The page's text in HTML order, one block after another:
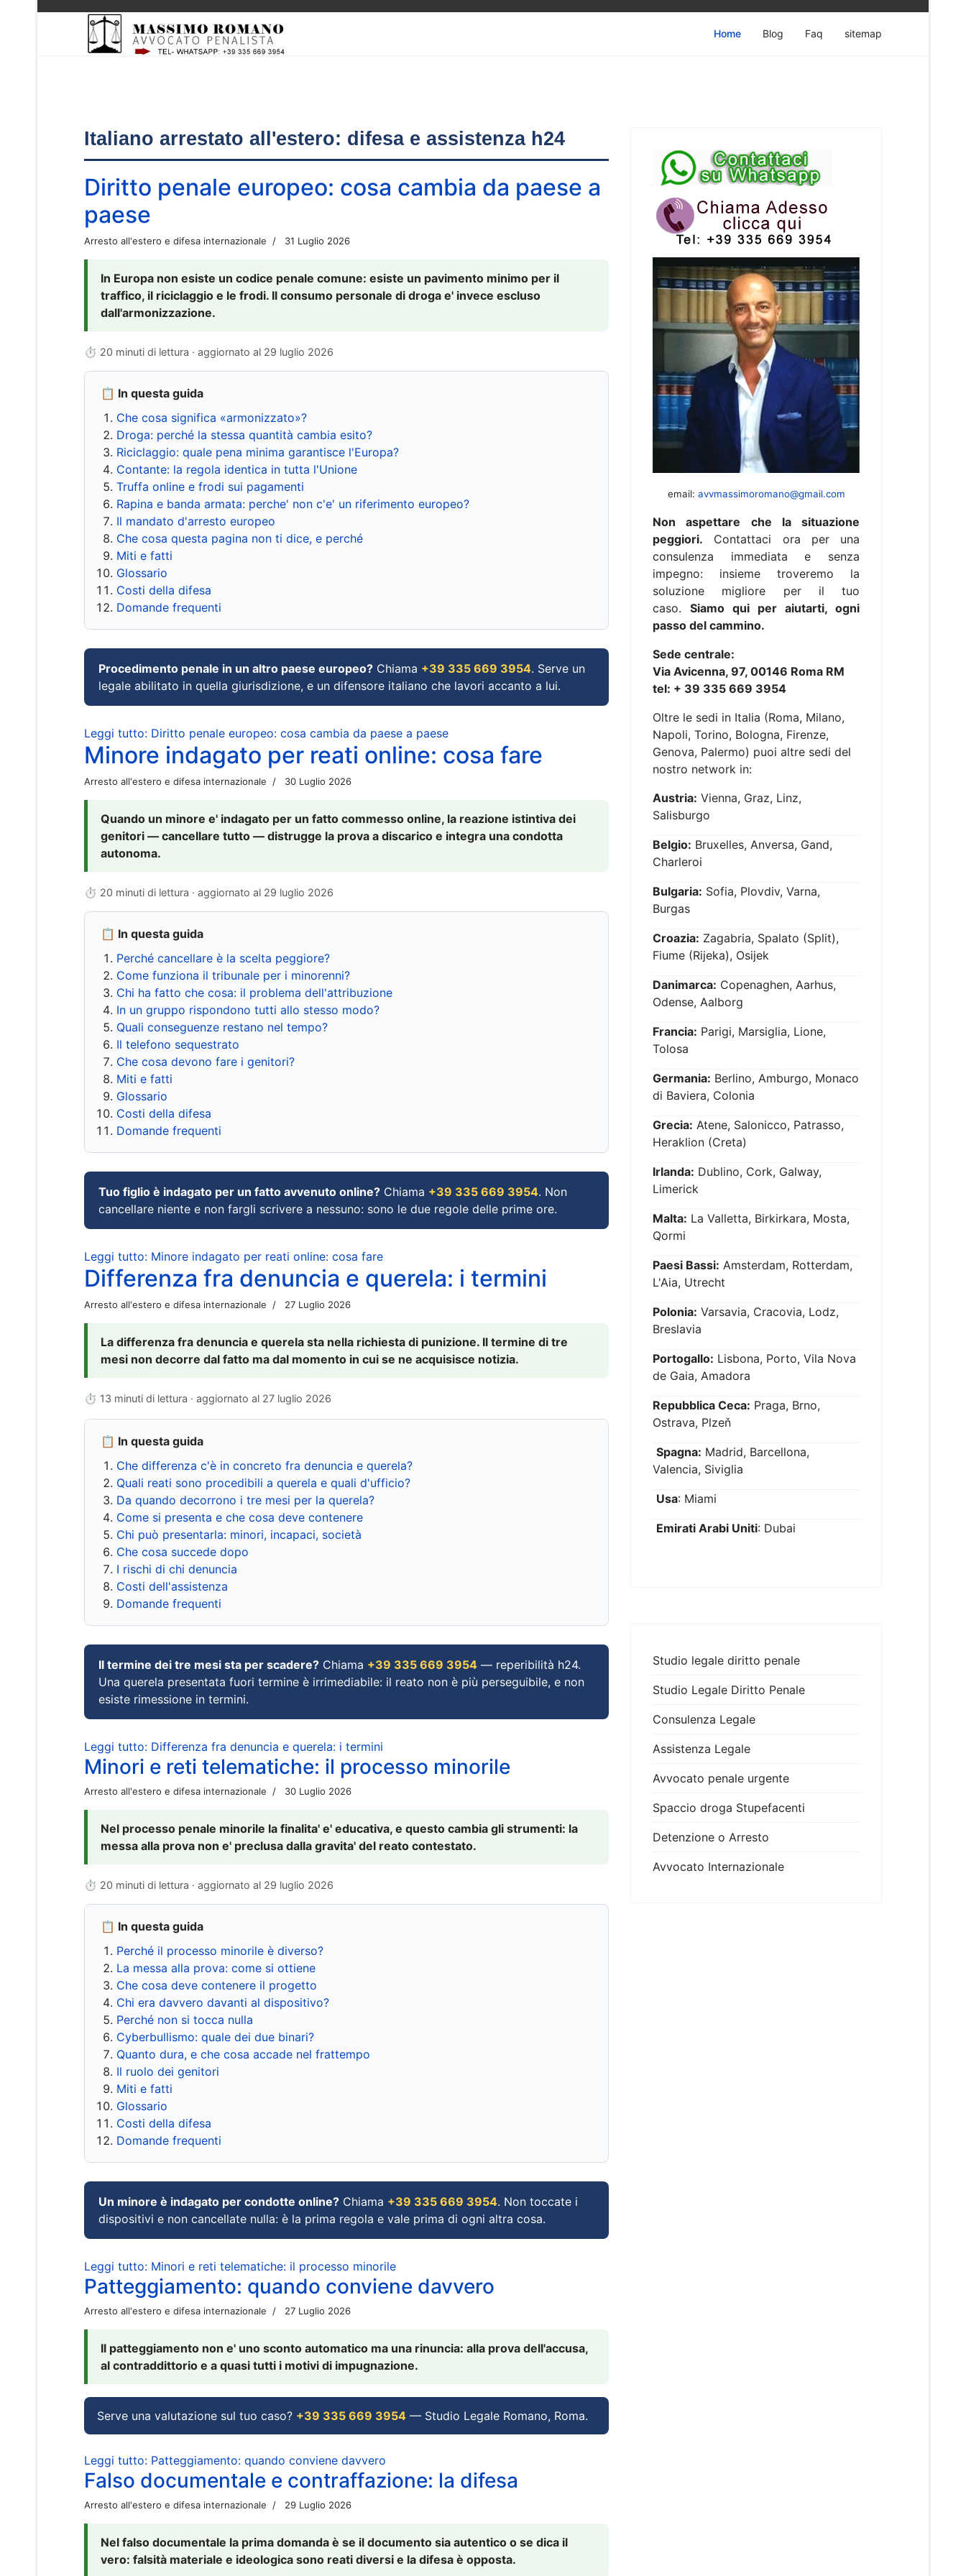
Home Blog Faq sitemap
Italiano arrestato all'estero: difesa e assistenza h24
Diritto penale europeo: cosa cambia da paese a
paese
Arresto all'estero e difesa internazionale 31 Luglio 2026
In Europa non esiste un codice penale comune: esiste un pavimento minimo per il
traffico, il riciclaggio e le frodi. Il consumo personale di droga e' invece escluso
dall'armonizzazione.
⏱ 20 minuti di lettura · aggiornato al 29 luglio 2026
📋 In questa guida
Che cosa significa «armonizzato»?
Droga: perché la stessa quantità cambia esito?
Riciclaggio: quale pena minima garantisce l'Europa?
Contante: la regola identica in tutta l'Unione
Truffa online e frodi sui pagamenti
Rapina e banda armata: perche' non c'e' un riferimento europeo?
Il mandato d'arresto europeo
Che cosa questa pagina non ti dice, e perché
Miti e fatti
Glossario
Costi della difesa
Domande frequenti
Procedimento penale in un altro paese europeo? Chiama +39 335 669 3954. Serve un
legale abilitato in quella giurisdizione, e un difensore italiano che lavori accanto a lui.
Leggi tutto: Diritto penale europeo: cosa cambia da paese a paese
Minore indagato per reati online: cosa fare
Arresto all'estero e difesa internazionale 30 Luglio 2026
Quando un minore e' indagato per un fatto commesso online, la reazione istintiva dei
genitori — cancellare tutto — distrugge la prova a discarico e integra una condotta
autonoma.
⏱ 20 minuti di lettura · aggiornato al 29 luglio 2026
📋 In questa guida
Perché cancellare è la scelta peggiore?
Come funziona il tribunale per i minorenni?
Chi ha fatto che cosa: il problema dell'attribuzione
In un gruppo rispondono tutti allo stesso modo?
Quali conseguenze restano nel tempo?
Il telefono sequestrato
Che cosa devono fare i genitori?
Miti e fatti
Glossario
Costi della difesa
Domande frequenti
Tuo figlio è indagato per un fatto avvenuto online? Chiama +39 335 669 3954. Non
cancellare niente e non fargli scrivere a nessuno: sono le due regole delle prime ore.
Leggi tutto: Minore indagato per reati online: cosa fare
Differenza fra denuncia e querela: i termini
Arresto all'estero e difesa internazionale 27 Luglio 2026
La differenza fra denuncia e querela sta nella richiesta di punizione. Il termine di tre
mesi non decorre dal fatto ma dal momento in cui se ne acquisisce notizia.
⏱ 13 minuti di lettura · aggiornato al 27 luglio 2026
📋 In questa guida
Che differenza c'è in concreto fra denuncia e querela?
Quali reati sono procedibili a querela e quali d'ufficio?
Da quando decorrono i tre mesi per la querela?
Come si presenta e che cosa deve contenere
Chi può presentarla: minori, incapaci, società
Che cosa succede dopo
I rischi di chi denuncia
Costi dell'assistenza
Domande frequenti
Il termine dei tre mesi sta per scadere? Chiama +39 335 669 3954 — reperibilità h24.
Una querela presentata fuori termine è irrimediabile: il reato non è più perseguibile, e non
esiste rimessione in termini.
Leggi tutto: Differenza fra denuncia e querela: i termini
Minori e reti telematiche: il processo minorile
Arresto all'estero e difesa internazionale 30 Luglio 2026
Nel processo penale minorile la finalita' e' educativa, e questo cambia gli strumenti: la
messa alla prova non e' preclusa dalla gravita' del reato contestato.
⏱ 20 minuti di lettura · aggiornato al 29 luglio 2026
📋 In questa guida
Perché il processo minorile è diverso?
La messa alla prova: come si ottiene
Che cosa deve contenere il progetto
Chi era davvero davanti al dispositivo?
Perché non si tocca nulla
Cyberbullismo: quale dei due binari?
Quanto dura, e che cosa accade nel frattempo
Il ruolo dei genitori
Miti e fatti
Glossario
Costi della difesa
Domande frequenti
Un minore è indagato per condotte online? Chiama +39 335 669 3954. Non toccate i
dispositivi e non cancellate nulla: è la prima regola e vale prima di ogni altra cosa.
Leggi tutto: Minori e reti telematiche: il processo minorile
Patteggiamento: quando conviene davvero
Arresto all'estero e difesa internazionale 27 Luglio 2026
Il patteggiamento non e' uno sconto automatico ma una rinuncia: alla prova dell'accusa,
al contraddittorio e a quasi tutti i motivi di impugnazione.
Serve una valutazione sul tuo caso? +39 335 669 3954 — Studio Legale Romano, Roma.
Leggi tutto: Patteggiamento: quando conviene davvero
Falso documentale e contraffazione: la difesa
Arresto all'estero e difesa internazionale 29 Luglio 2026
Nel falso documentale la prima domanda è se il documento sia autentico o se dica il
vero: falsità materiale e ideologica sono reati diversi e la difesa è opposta.
email: avvmassimoromano@gmail.com
Non aspettare che la situazione
peggiori. Contattaci ora per una
consulenza immediata e senza
impegno: insieme troveremo la
soluzione migliore per il tuo
caso. Siamo qui per aiutarti, ogni
passo del cammino.
Sede centrale:
Via Avicenna, 97, 00146 Roma RM
tel: + 39 335 669 3954
Oltre le sedi in Italia (Roma, Milano,
Napoli, Torino, Bologna, Firenze,
Genova, Palermo) puoi altre sedi del
nostro network in:
Austria: Vienna, Graz, Linz,
Salisburgo
Belgio: Bruxelles, Anversa, Gand,
Charleroi
Bulgaria: Sofia, Plovdiv, Varna,
Burgas
Croazia: Zagabria, Spalato (Split),
Fiume (Rijeka), Osijek
Danimarca: Copenaghen, Aarhus,
Odense, Aalborg
Francia: Parigi, Marsiglia, Lione,
Tolosa
Germania: Berlino, Amburgo, Monaco
di Baviera, Colonia
Grecia: Atene, Salonicco, Patrasso,
Heraklion (Creta)
Irlanda: Dublino, Cork, Galway,
Limerick
Malta: La Valletta, Birkirkara, Mosta,
Qormi
Paesi Bassi: Amsterdam, Rotterdam,
L'Aia, Utrecht
Polonia: Varsavia, Cracovia, Lodz,
Breslavia
Portogallo: Lisbona, Porto, Vila Nova
de Gaia, Amadora
Repubblica Ceca: Praga, Brno,
Ostrava, Plzeň
Spagna: Madrid, Barcellona,
Valencia, Siviglia
Usa: Miami
Emirati Arabi Uniti: Dubai
Studio legale diritto penale
Studio Legale Diritto Penale
Consulenza Legale
Assistenza Legale
Avvocato penale urgente
Spaccio droga Stupefacenti
Detenzione o Arresto
Avvocato Internazionale